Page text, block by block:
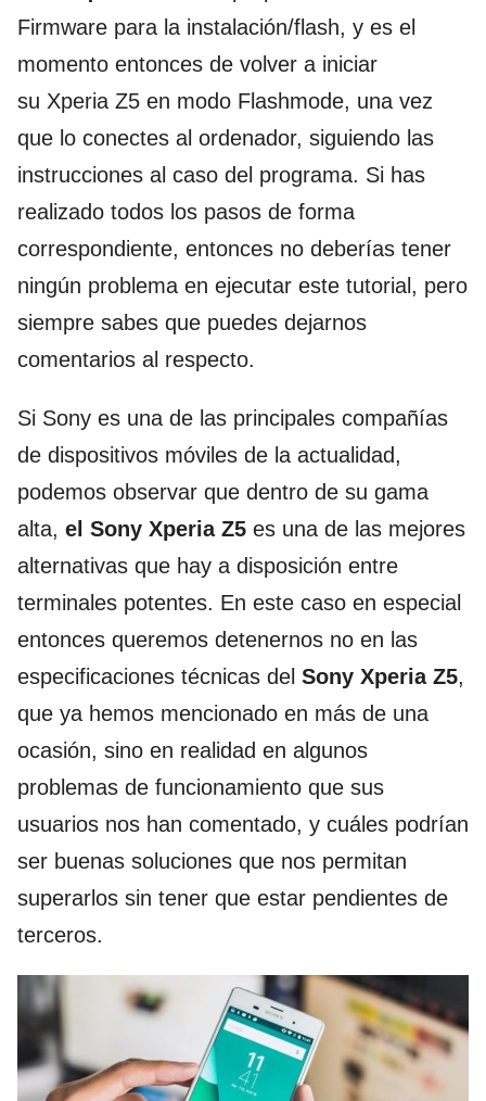
Firmware para la instalación/flash, y es el
momento entonces de volver a iniciar
su Xperia Z5 en modo Flashmode, una vez
que lo conectes al ordenador, siguiendo las
instrucciones al caso del programa. Si has
realizado todos los pasos de forma
correspondiente, entonces no deberías tener
ningún problema en ejecutar este tutorial, pero
siempre sabes que puedes dejarnos
comentarios al respecto.
Si Sony es una de las principales compañías
de dispositivos móviles de la actualidad,
podemos observar que dentro de su gama
alta, el Sony Xperia Z5 es una de las mejores
alternativas que hay a disposición entre
terminales potentes. En este caso en especial
entonces queremos detenernos no en las
especificaciones técnicas del Sony Xperia Z5,
que ya hemos mencionado en más de una
ocasión, sino en realidad en algunos
problemas de funcionamiento que sus
usuarios nos han comentado, y cuáles podrían
ser buenas soluciones que nos permitan
superarlos sin tener que estar pendientes de
terceros.